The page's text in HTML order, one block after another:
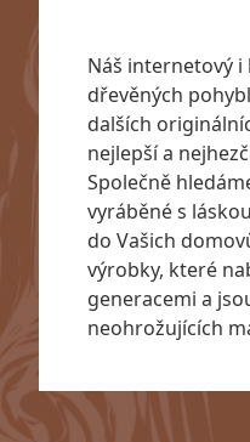
Náš internetový
dřevěných
dalších
nejlepší a
Společně
vyráběné s
do Vašich
výrobky, které
generacemi a
neohrožujících